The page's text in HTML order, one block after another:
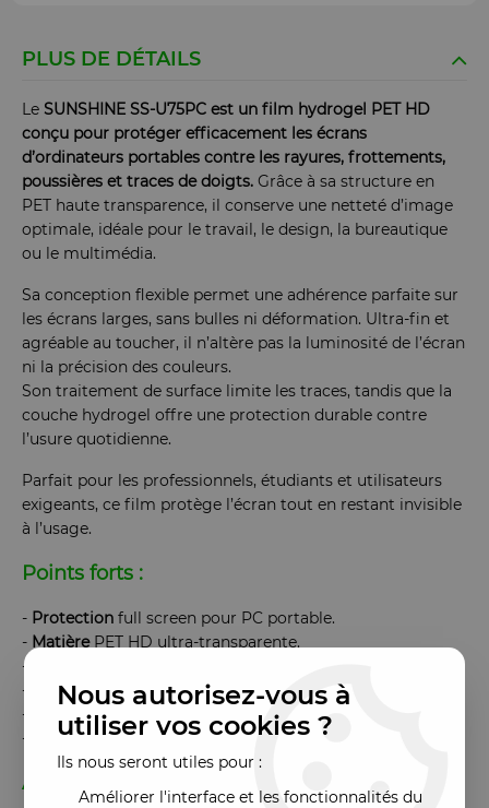
PLUS DE DÉTAILS
Le SUNSHINE SS-U75PC est un film hydrogel PET HD
conçu pour protéger efficacement les écrans
d’ordinateurs portables contre les rayures, frottements,
poussières et traces de doigts. Grâce à sa structure en
PET haute transparence, il conserve une netteté d’image
optimale, idéale pour le travail, le design, la bureautique
ou le multimédia.
Sa conception flexible permet une adhérence parfaite sur
les écrans larges, sans bulles ni déformation. Ultra-fin et
agréable au toucher, il n’altère pas la luminosité de l’écran
ni la précision des couleurs.
Son traitement de surface limite les traces, tandis que la
couche hydrogel offre une protection durable contre
l’usure quotidienne.
Parfait pour les professionnels, étudiants et utilisateurs
exigeants, ce film protège l’écran tout en restant invisible
à l’usage.
Points forts :
- Protection full screen pour PC portable.
- MatièrePET HD ultra-transparente.
-
-
Adhérencestable, installation facile et sans bulles.
-
fin, ne modifie pas la qualité d’affichage.
-
Compatibleécrans brillants ou mats
Avantages :
Nous autorisez-vous à
utiliser vos cookies ?
Ils nous seront utiles pour :
Améliorer l'interface et les fonctionnalités du